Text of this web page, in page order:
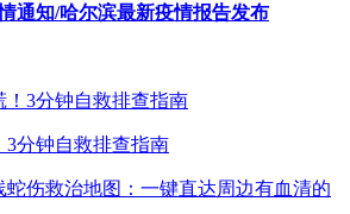
通知/哈尔滨最新疫情报告发布
3分钟自救排查指南